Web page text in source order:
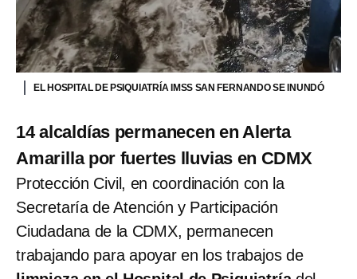
EL HOSPITAL DE PSIQUIATRÍA IMSS SAN FERNANDO SE INUNDÓ
14 alcaldías permanecen en Alerta
Amarilla por fuertes lluvias en CDMX
Protección Civil, en coordinación con la
Secretaría de Atención y Participación
Ciudadana de la CDMX, permanecen
trabajando para apoyar en los trabajos de